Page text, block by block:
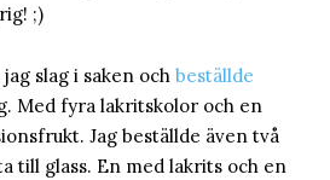
;)
slag i saken och beställde
Med fyra lakritskolor och en
Jag beställde även två
till glass. En med lakrits och en